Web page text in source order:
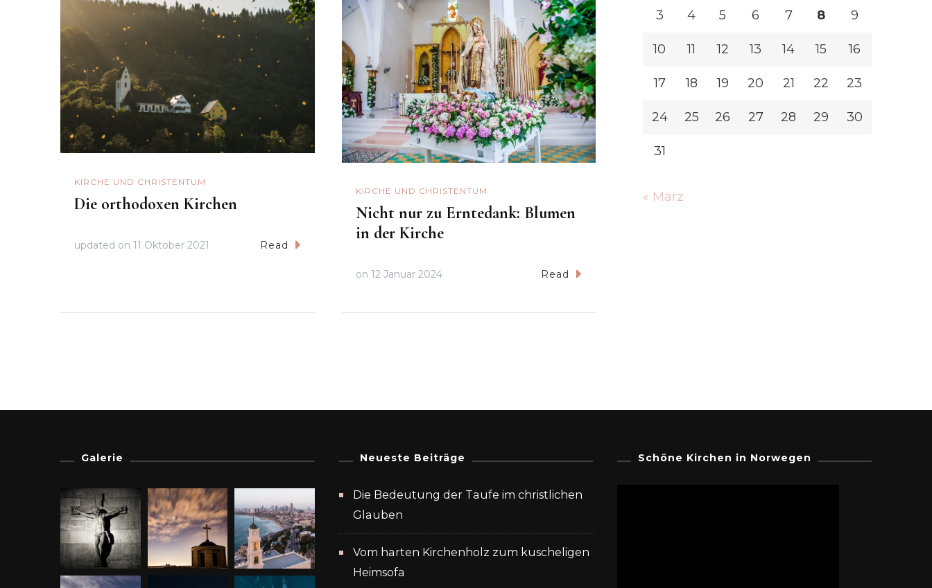
KIRCHE UND CHRISTENTUM
Die orthodoxen Kirchen
updated on 11 Oktober 2021 Read
KIRCHE UND CHRISTENTUM
Nicht nur zu Erntedank: Blumen
in der Kirche
on 12 Januar 2024 Read
3 4 5 6 7 8 9
10 11 12 13 14 15 16
17 18 19 20 21 22 23
24 25 26 27 28 29 30
31
« März
Galerie Neueste Beiträge
Die Bedeutung der Taufe im christlichen
Glauben
Vom harten Kirchenholz zum kuscheligen
Heimsofa
Schöne Kirchen in Norwegen